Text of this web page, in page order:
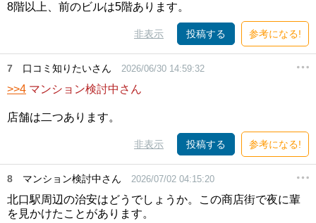
8階以上、前のビルは5階あります。
非表示 投稿する 参考になる!
7 口コミ知りたいさん 2026/06/30 14:59:32
>>4 マンション検討中さん
店舗は二つあります。
非表示 投稿する 参考になる!
8 マンション検討中さん 2026/07/02 04:15:20
北口駅周辺の治安はどうでしょうか。この商店街で夜に輩
を見かけたことがあります。